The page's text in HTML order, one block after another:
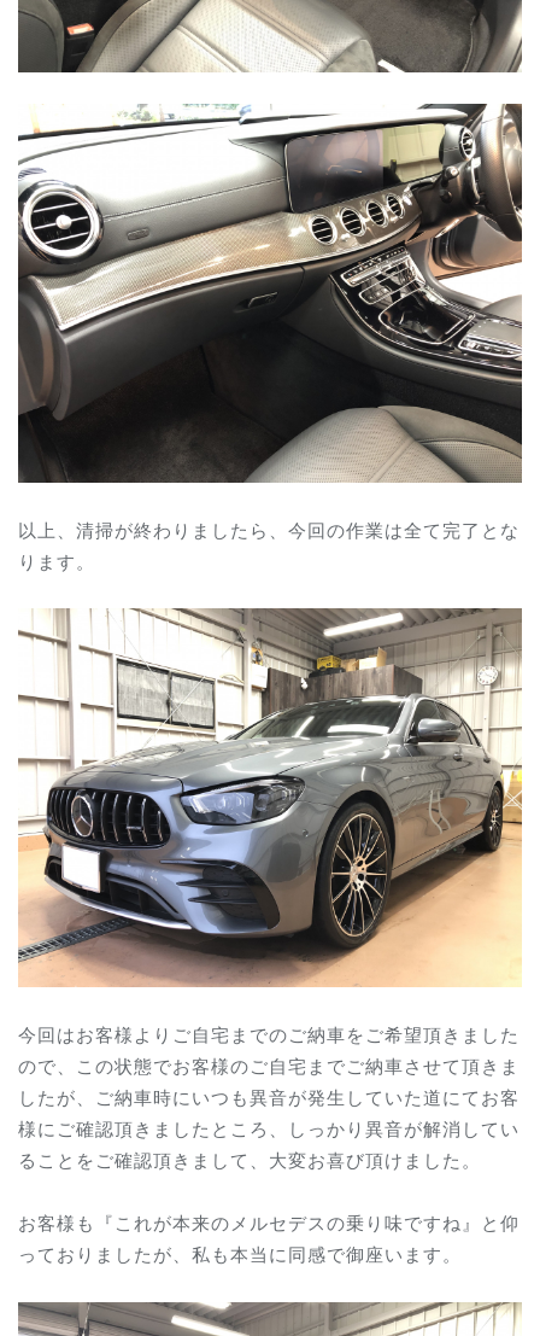
以上、清掃が終わりましたら、今回の作業は全て完了とな
ります。
今回はお客様よりご自宅までのご納車をご希望頂きました
ので、この状態でお客様のご自宅までご納車させて頂きま
したが、ご納車時にいつも異音が発生していた道にてお客
様にご確認頂きましたところ、しっかり異音が解消してい
ることをご確認頂きまして、大変お喜び頂けました。
お客様も『これが本来のメルセデスの乗り味ですね』と仰
っておりましたが、私も本当に同感で御座います。